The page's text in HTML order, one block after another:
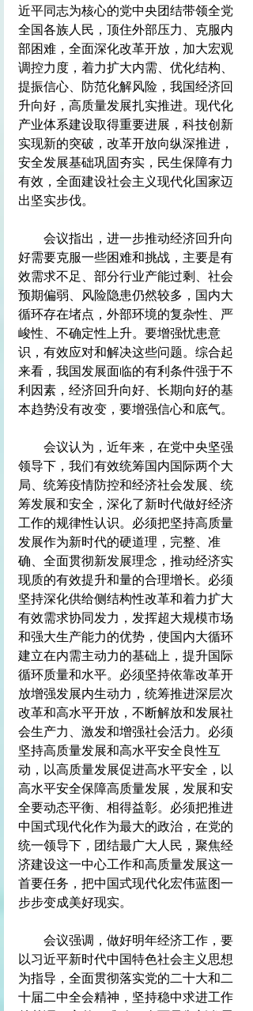
近平同志为核心的党中央团结带领全党
全国各族人民，顶住外部压力、克服内
部困难，全面深化改革开放，加大宏观
调控力度，着力扩大内需、优化结构、
提振信心、防范化解风险，我国经济回
升向好，高质量发展扎实推进。现代化
产业体系建设取得重要进展，科技创新
实现新的突破，改革开放向纵深推进，
安全发展基础巩固夯实，民生保障有力
有效，全面建设社会主义现代化国家迈
出坚实步伐。
会议指出，进一步推动经济回升向
好需要克服一些困难和挑战，主要是有
效需求不足、部分行业产能过剩、社会
预期偏弱、风险隐患仍然较多，国内大
循环存在堵点，外部环境的复杂性、严
峻性、不确定性上升。要增强忧患意
识，有效应对和解决这些问题。综合起
来看，我国发展面临的有利条件强于不
利因素，经济回升向好、长期向好的基
本趋势没有改变，要增强信心和底气。
会议认为，近年来，在党中央坚强
领导下，我们有效统筹国内国际两个大
局、统筹疫情防控和经济社会发展、统
筹发展和安全，深化了新时代做好经济
工作的规律性认识。必须把坚持高质量
发展作为新时代的硬道理，完整、准
确、全面贯彻新发展理念，推动经济实
现质的有效提升和量的合理增长。必须
坚持深化供给侧结构性改革和着力扩大
有效需求协同发力，发挥超大规模市场
和强大生产能力的优势，使国内大循环
建立在内需主动力的基础上，提升国际
循环质量和水平。必须坚持依靠改革开
放增强发展内生动力，统筹推进深层次
改革和高水平开放，不断解放和发展社
会生产力、激发和增强社会活力。必须
坚持高质量发展和高水平安全良性互
动，以高质量发展促进高水平安全，以
高水平安全保障高质量发展，发展和安
全要动态平衡、相得益彰。必须把推进
中国式现代化作为最大的政治，在党的
统一领导下，团结最广大人民，聚焦经
济建设这一中心工作和高质量发展这一
首要任务，把中国式现代化宏伟蓝图一
步步变成美好现实。
会议强调，做好明年经济工作，要
以习近平新时代中国特色社会主义思想
为指导，全面贯彻落实党的二十大和二
十届二中全会精神，坚持稳中求进工作